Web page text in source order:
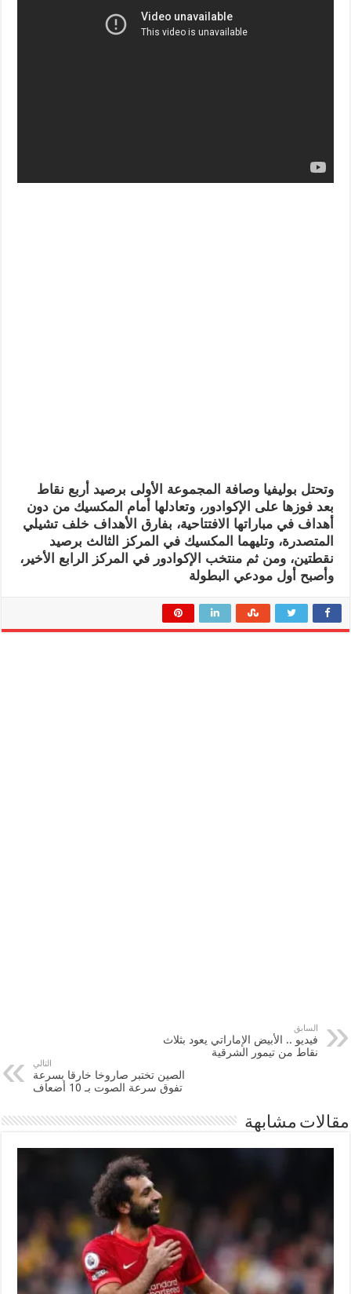
وتحتل بوليفيا وصافة المجموعة الأولى برصيد أربع نقاط
بعد فوزها على الإكوادور، وتعادلها أمام المكسيك من دون
أهداف في مباراتها الافتتاحية، بفارق الأهداف خلف تشيلي
المتصدرة، وتليهما المكسيك في المركز الثالث برصيد
نقطتين، ومن ثم منتخب الإكوادور في المركز الرابع الأخير،
وأصبح أول مودعي البطولة
السابق
فيديو .. الأبيض الإماراتي يعود بثلاث
نقاط من تيمور الشرقية
التالي
الصين تختبر صاروخا خارقا بسرعة
تفوق سرعة الصوت بـ 10 أضعاف
مقالات مشابهة